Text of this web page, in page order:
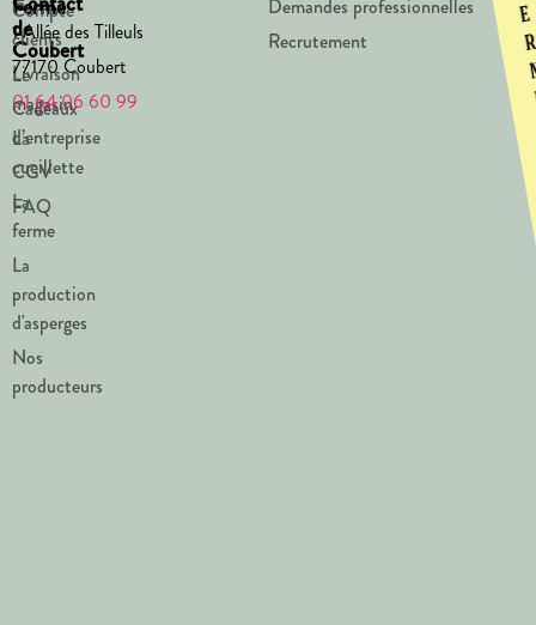
Ferme
de
Coubert
Le
magasin
La
cueillette
La
ferme
La
production
d'asperges
Nos
producteurs
Compte
clients
Livraison
Cadeaux
d’entreprise
CGV
FAQ
1 Allée des Tilleuls
77170 Coubert
01 64 06 60 99
Demandes professionnelles
Recrutement
e